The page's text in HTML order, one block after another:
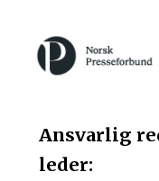
Ansvarlig
leder: